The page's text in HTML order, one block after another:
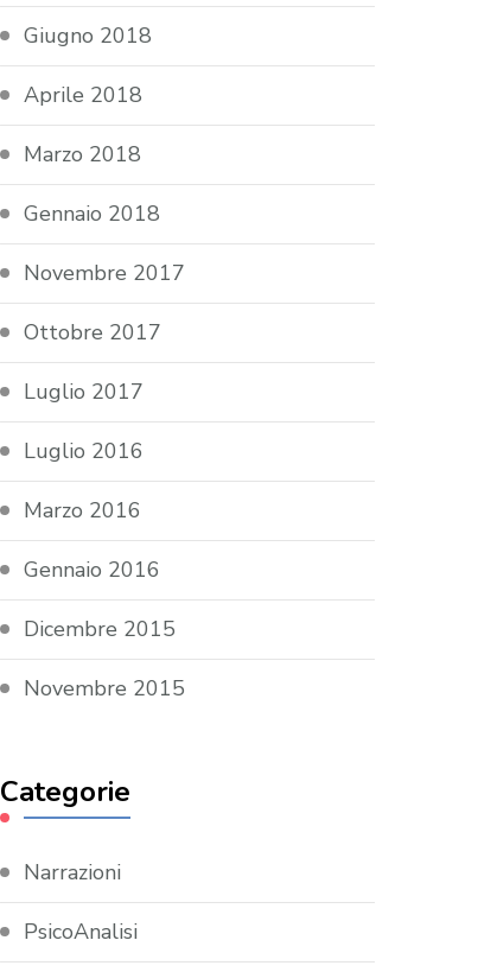
Giugno 2018
Aprile 2018
Marzo 2018
Gennaio 2018
Novembre 2017
Ottobre 2017
Luglio 2017
Luglio 2016
Marzo 2016
Gennaio 2016
Dicembre 2015
Novembre 2015
Categorie
Narrazioni
PsicoAnalisi